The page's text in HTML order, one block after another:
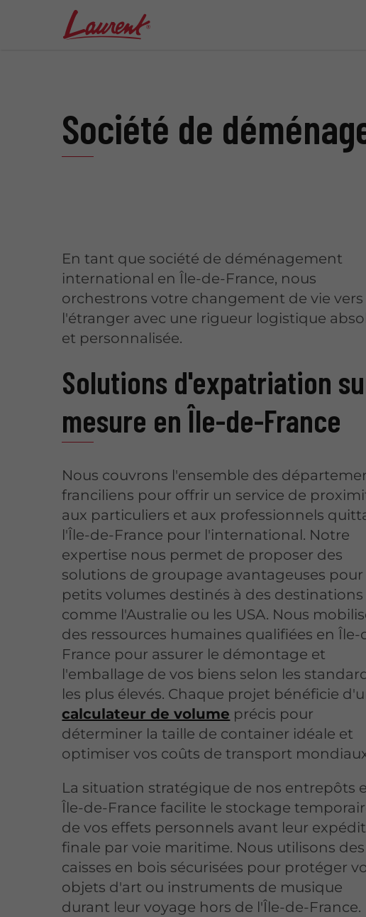
Société de
En tant que société de déménagement
international en Île-de-France, nous
orchestrons votre changement de vie vers
l'étranger avec une rigueur logistique
et personnalisée.
Solutions d'expatriation
mesure en Île-de-France
Nous couvrons l'ensemble des
franciliens pour offrir un service de
aux particuliers et aux professionnels
l'Île-de-France pour l'international. Notre
expertise nous permet de proposer des
solutions de groupage avantageuses pour
petits volumes destinés à des destinations
comme l'Australie ou les USA. Nous
des ressources humaines qualifiées en Île-
France pour assurer le démontage et
l'emballage de vos biens selon les
les plus élevés. Chaque projet bénéficie
calculateur de volume précis pour
déterminer la taille de container idéale et
optimiser vos coûts de transport
La situation stratégique de nos entrepôts
Île-de-France facilite le stockage
de vos effets personnels avant leur
finale par voie maritime. Nous utilisons des
caisses en bois sécurisées pour protéger
objets d'art ou instruments de musique
durant leur voyage hors de l'Île-de-France.